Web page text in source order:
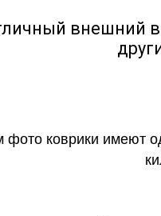
внешний
фото коврики имеют